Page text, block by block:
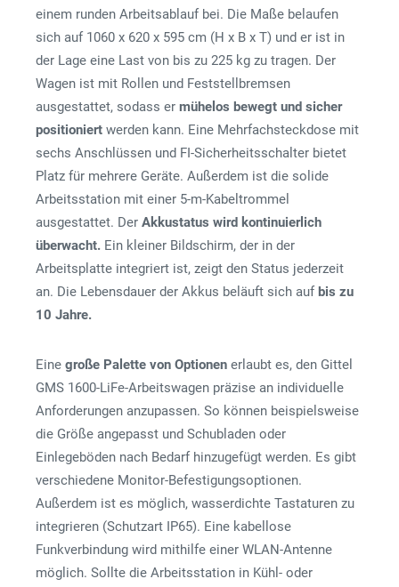
einem runden Arbeitsablauf bei. Die Maße belaufen
sich auf 1060 x 620 x 595 cm (H x B x T) und er ist in
der Lage eine Last von bis zu 225 kg zu tragen. Der
Wagen ist mit Rollen und Feststellbremsen
ausgestattet, sodass er mühelos bewegt und sicher
positioniert werden kann. Eine Mehrfachsteckdose mit
sechs Anschlüssen und FI-Sicherheitsschalter bietet
Platz für mehrere Geräte. Außerdem ist die solide
Arbeitsstation mit einer 5-m-Kabeltrommel
ausgestattet. Der Akkustatus wird kontinuierlich
überwacht. Ein kleiner Bildschirm, der in der
Arbeitsplatte integriert ist, zeigt den Status jederzeit
an. Die Lebensdauer der Akkus beläuft sich aufbis zu
10 Jahre.
Eine große Palette von Optionen erlaubt es, den Gittel
GMS 1600-LiFe-Arbeitswagen präzise an individuelle
Anforderungen anzupassen. So können beispielsweise
die Größe angepasst und Schubladen oder
Einlegeböden nach Bedarf hinzugefügt werden. Es gibt
verschiedene Monitor-Befestigungsoptionen.
Außerdem ist es möglich, wasserdichte Tastaturen zu
integrieren (Schutzart IP65). Eine kabellose
Funkverbindung wird mithilfe einer WLAN-Antenne
möglich. Sollte die Arbeitsstation in Kühl- oder